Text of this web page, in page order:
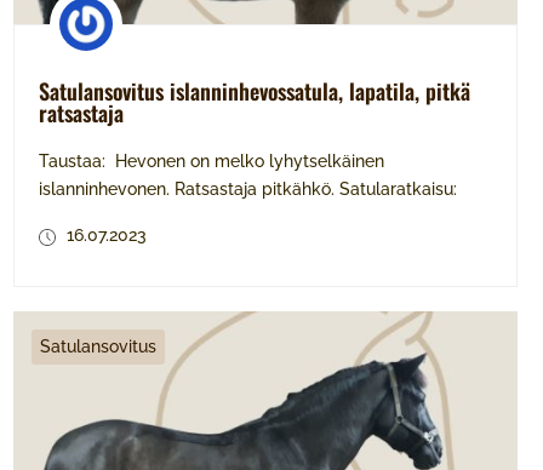
Satulansovitus islanninhevossatula, lapatila, pitkä
ratsastaja
Taustaa: Hevonen on melko lyhytselkäinen
islanninhevonen. Ratsastaja pitkähkö. Satularatkaisu:
16.07.2023
Satulansovitus